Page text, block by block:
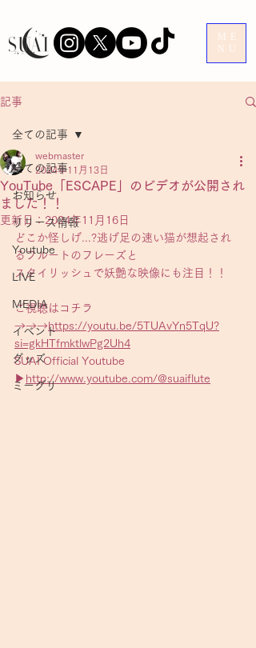
ME
NU
記事
全ての記事
お知らせ
リリース情報
Youtube
LIVE
MEDIA
イベント
グッズ
ミーグリ
全ての記事
YouTube「ESCAPE」のビデオが公開され
ました！！
webmaster
2024年11月13日
更新日：2024年11月16日
どこか怪しげ...?逃げ足の速い猫が想起され
るフルートのフレーズと
スタイリッシュで妖艶な映像にも注目！！
ご視聴はコチラ
→→→https://youtu.be/5TUAvYn5TqU?
si=gkHTfmktlwPg2Uh4
SUAI Official Youtube
▶︎ http://www.youtube.com/@suaiflute